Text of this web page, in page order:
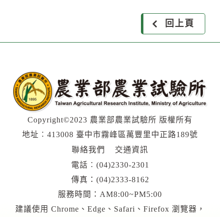
回上頁
Copyright©2023 農業部農業試驗所 版權所有
地址︰413008 臺中市霧峰區萬豐里中正路189號
聯絡我們
交通資訊
電話︰ (04)2330-2301
傳真：(04)2333-8162
服務時間：AM8:00~PM5:00
建議使用 Chrome、Edge、Safari、Firefox 瀏覽器，